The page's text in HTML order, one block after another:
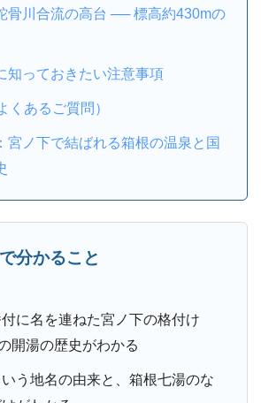
骨川合流の高台 ── 標高約430mの
知っておきたい注意事項
くあるご質問）
宮ノ下で結ばれる箱根の温泉と国
分かること
に名を連ねた宮ノ下の格付け
開湯の歴史がわかる
いう地名の由来と、箱根七湯のな